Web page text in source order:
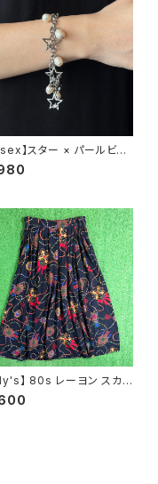
】スター × パールビー
ーム チェーン ブレスレッ
着 アクセサリー N1109
】 80s レーヨン スカ
スカート / 80年代 古着
ース 総柄 2266